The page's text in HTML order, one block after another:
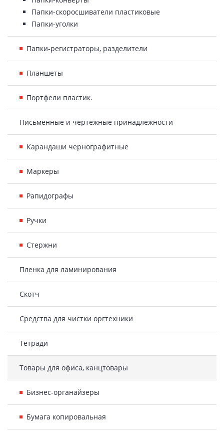
Папки-скоросшиватели пластиковые
Папки-уголки
Папки-регистраторы, разделители
Планшеты
Портфели пластик.
Письменные и чертежные принадлежности
Карандаши чернографитные
Маркеры
Рапидографы
Ручки
Стержни
Пленка для ламинирования
Скотч
Средства для чистки оргтехники
Тетради
Товары для офиса, канцтовары
Бизнес-органайзеры
Бумага копировальная